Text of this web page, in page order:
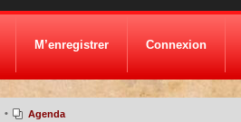
M’enregistrer Connexion
• Agenda